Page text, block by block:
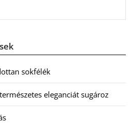
sokfélék
eleganciát sugároz